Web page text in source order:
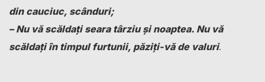
din cauciuc, scânduri;
– Nu vă scăldaţi seara târziu şi noaptea. Nu vă
scăldaţi în timpul furtunii, păziţi-vă de valuri.